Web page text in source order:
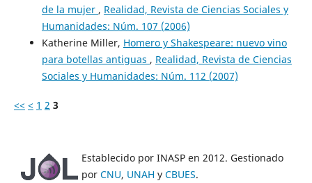
de la mujer , Realidad, Revista de Ciencias Sociales y
Humanidades: Núm. 107 (2006)
Katherine Miller, Homero y Shakespeare: nuevo vino
para botellas antiguas , Realidad, Revista de Ciencias
Sociales y Humanidades: Núm. 112 (2007)
<< < 1 2 3
Establecido por INASP en 2012. Gestionado
por CNU, UNAH y CBUES.